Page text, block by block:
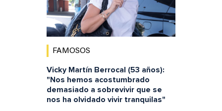
FAMOSOS
Vicky Martín Berrocal (53 años):
"Nos hemos acostumbrado
demasiado a sobrevivir que se
nos ha olvidado vivir tranquilas"